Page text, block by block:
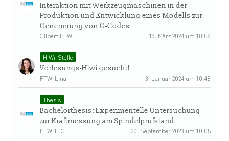
Interaktion mit Werkzeugmaschinen in der
Produktion und Entwicklung eines Modells zur
Generierung von G-Codes
Gilbert PTW
19. März 2024 um 10:58
HiWi-Stelle
Vorlesungs-Hiwi gesucht!
PTW-Lina
3. Januar 2024 um 10:48
Thesis
Bachelorthesis: Experimentelle Untersuchung
zur Kraftmessung am Spindelprüfstand
PTW TEC
20. September 2023 um 10:05